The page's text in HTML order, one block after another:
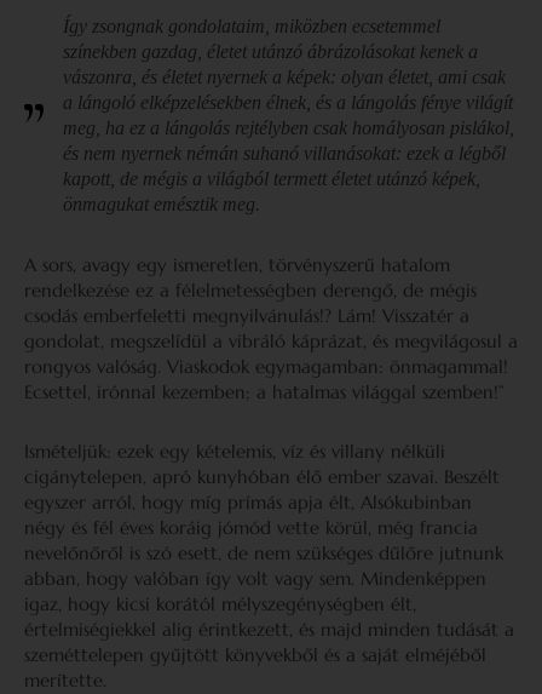
Így zsongnak gondolataim, miközben ecsetemmel
színekben gazdag, életet utánzó ábrázolásokat kenek a
vászonra, és életet nyernek a képek: olyan életet, ami csak
a lángoló elképzelésekben élnek, és a lángolás fénye világít
meg, ha ez a lángolás rejtélyben csak homályosan pislákol,
és nem nyernek némán suhanó villanásokat: ezek a légből
kapott, de mégis a világból termett életet utánzó képek,
önmagukat emésztik meg.
A sors, avagy egy ismeretlen, törvényszerű hatalom
rendelkezése ez a félelmetességben derengő, de mégis
csodás emberfeletti megnyilvánulás!? Lám! Visszatér a
gondolat, megszelídül a vibráló káprázat, és megvilágosul a
rongyos valóság. Viaskodok egymagamban: önmagammal!
Ecsettel, irónnal kezemben; a hatalmas világgal szemben!”
Ismételjük: ezek egy kételemis, víz és villany nélküli
cigánytelepen, apró kunyhóban élő ember szavai. Beszélt
egyszer arról, hogy míg prímás apja élt, Alsókubinban
négy és fél éves koráig jómód vette körül, még francia
nevelőnőről is szó esett, de nem szükséges dűlőre jutnunk
abban, hogy valóban így volt vagy sem. Mindenképpen
igaz, hogy kicsi korától mélyszegénységben élt,
értelmiségiekkel alig érintkezett, és majd minden tudását a
szeméttelepen gyűjtött könyvekből és a saját elméjéből
merítette.